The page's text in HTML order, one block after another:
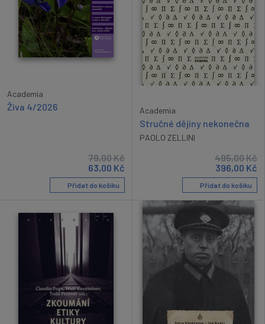
Academia
Živa 4/2026
79,00Kč
63,00 Kč
Přidat do košíku
Academia
Stručné dějiny nekonečna
PAOLO ZELLINI
495,00Kč
396,00 Kč
Přidat do košíku